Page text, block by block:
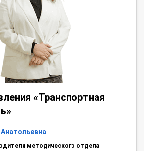
«Транспортная
методического отдела